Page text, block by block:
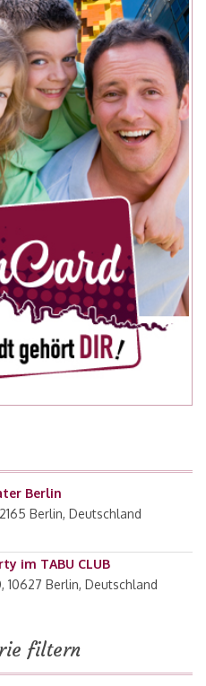
Berlin
Berlin, Deutschland
im TABU CLUB
10627 Berlin, Deutschland
filtern